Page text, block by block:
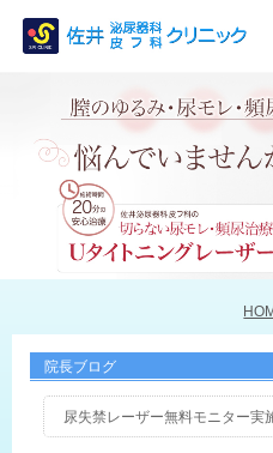
院長ブログ
尿失禁レーザー無料モニター実